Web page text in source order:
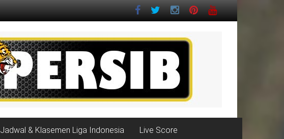
Jadwal & Klasemen Liga Indonesia Live Score